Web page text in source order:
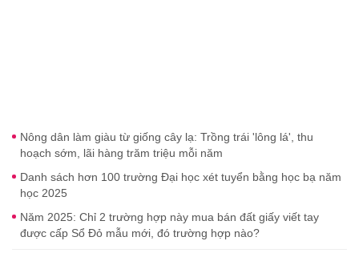
Nông dân làm giàu từ giống cây lạ: Trồng trái 'lông lá', thu
hoạch sớm, lãi hàng trăm triệu mỗi năm
Danh sách hơn 100 trường Đại học xét tuyển bằng học bạ năm
học 2025
Năm 2025: Chỉ 2 trường hợp này mua bán đất giấy viết tay
được cấp Sổ Đỏ mẫu mới, đó trường hợp nào?